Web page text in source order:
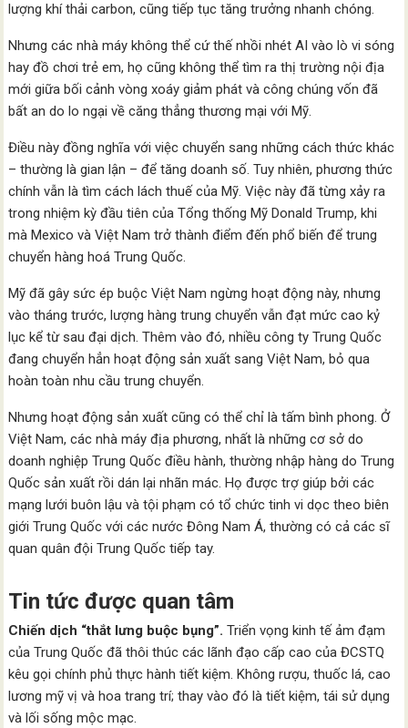
lượng khí thải carbon, cũng tiếp tục tăng trưởng nhanh chóng.
Nhưng các nhà máy không thể cứ thế nhồi nhét AI vào lò vi sóng
hay đồ chơi trẻ em, họ cũng không thể tìm ra thị trường nội địa
mới giữa bối cảnh vòng xoáy giảm phát và công chúng vốn đã
bất an do lo ngại về căng thẳng thương mại với Mỹ.
Điều này đồng nghĩa với việc chuyển sang những cách thức khác
– thường là gian lận – để tăng doanh số. Tuy nhiên, phương thức
chính vẫn là tìm cách lách thuế của Mỹ. Việc này đã từng xảy ra
trong nhiệm kỳ đầu tiên của Tổng thống Mỹ Donald Trump, khi
mà Mexico và Việt Nam trở thành điểm đến phổ biến để trung
chuyển hàng hoá Trung Quốc.
Mỹ đã gây sức ép buộc Việt Nam ngừng hoạt động này, nhưng
vào tháng trước, lượng hàng trung chuyển vẫn đạt mức cao kỷ
lục kể từ sau đại dịch. Thêm vào đó, nhiều công ty Trung Quốc
đang chuyển hẳn hoạt động sản xuất sang Việt Nam, bỏ qua
hoàn toàn nhu cầu trung chuyển.
Nhưng hoạt động sản xuất cũng có thể chỉ là tấm bình phong. Ở
Việt Nam, các nhà máy địa phương, nhất là những cơ sở do
doanh nghiệp Trung Quốc điều hành, thường nhập hàng do Trung
Quốc sản xuất rồi dán lại nhãn mác. Họ được trợ giúp bởi các
mạng lưới buôn lậu và tội phạm có tổ chức tinh vi dọc theo biên
giới Trung Quốc với các nước Đông Nam Á, thường có cả các sĩ
quan quân đội Trung Quốc tiếp tay.
Tin tức được quan tâm
Chiến dịch “thắt lưng buộc bụng”.Triển vọng kinh tế ảm đạm
của Trung Quốc đã thôi thúc các lãnh đạo cấp cao của ĐCSTQ
kêu gọi chính phủ thực hành tiết kiệm. Không rượu, thuốc lá, cao
lương mỹ vị và hoa trang trí; thay vào đó là tiết kiệm, tái sử dụng
và lối sống mộc mạc.